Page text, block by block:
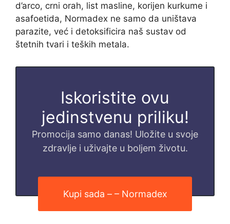
d’arco, crni orah, list masline, korijen kurkume i
asafoetida, Normadex ne samo da uništava
parazite, već i detoksificira naš sustav od
štetnih tvari i teških metala.
Iskoristite ovu
jedinstvenu priliku!
Promocija samo danas! Uložite u svoje
zdravlje i uživajte u boljem životu.
Kupi sada – – Normadex